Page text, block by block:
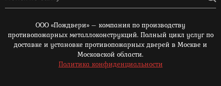
ООО «Пождвери» – компания по производству
противопожарных металлоконструкций. Полный цикл услуг по
доставке и установке противопожарных дверей в Москве и
Московской области.
Политика конфиденциальности